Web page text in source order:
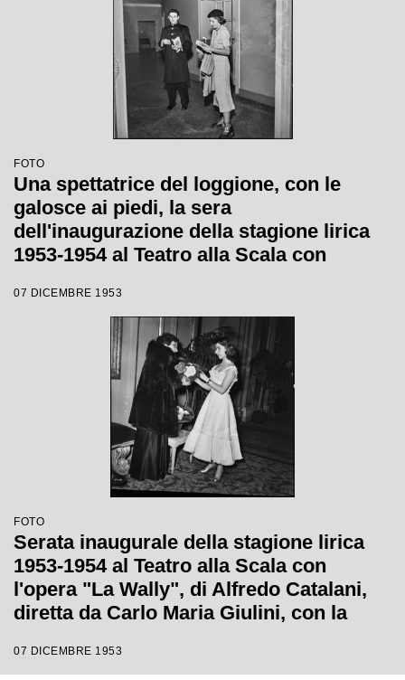
FOTO
Una spettatrice del loggione, con le
galosce ai piedi, la sera
dell'inaugurazione della stagione lirica
1953-1954 al Teatro alla Scala con
diretta da Carlo Maria Giulini
07 DICEMBRE 1953
FOTO
Serata inaugurale della stagione lirica
1953-1954 al Teatro alla Scala con
l'opera "La Wally", di Alfredo Catalani,
diretta da Carlo Maria Giulini, con la
07 DICEMBRE 1953